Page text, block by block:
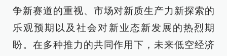
争新赛道的重视、市场对新质生产力新探索的
乐观预期以及社会对新业态新发展的热烈期
盼。在多种推力的共同作用下，未来低空经济